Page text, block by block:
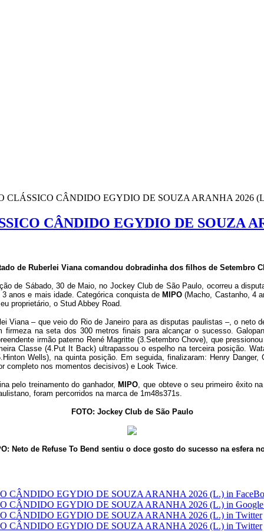
CLÁSSICO CÂNDIDO EGYDIO DE SOUZA ARANHA 2026
CÂNDIDO EGYDIO DE SOUZA
de Ruberlei Viana comandou dobradinha dos filhos de Setembro
de Sábado, 30 de Maio, no Jockey Club de São Paulo, ocorreu a
anos e mais idade. Categórica conquista deMIPO (Macho, Castanho, 4
proprietário, o Stud Abbey Road.
Viana – que veio do Rio de Janeiro para as disputas paulistas –, o neto
firmeza na seta dos 300 metros finais para alcançar o sucesso.
irmão paterno René Magritte (3.Setembro Chove), que
Classe (4.Put It Back) ultrapassou o espelho na terceira posição.
Wells), na quinta posição. Em seguida, finalizaram: Henry Danger,
completo nos momentos decisivos) e Look Twice.
pelo treinamento do ganhador,MIPO , que obteve o seu primeiro êxito
foram percorridos na marca de 1m48s371s.
FOTO: Jockey Club de São Paulo
Neto de Refuse To Bend sentiu o doce gosto do sucesso na esfera